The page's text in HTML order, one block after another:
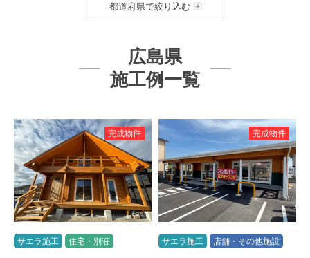
都道府県で絞り込む
広島県
施工例一覧
完成物件
サエラ施工 住宅・別荘
完成物件
サエラ施工 店舗・その他施設